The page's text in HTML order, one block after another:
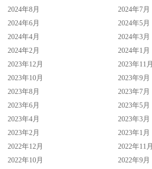
2024年8月
2024年7月
2024年6月
2024年5月
2024年4月
2024年3月
2024年2月
2024年1月
2023年12月
2023年11月
2023年10月
2023年9月
2023年8月
2023年7月
2023年6月
2023年5月
2023年4月
2023年3月
2023年2月
2023年1月
2022年12月
2022年11月
2022年10月
2022年9月